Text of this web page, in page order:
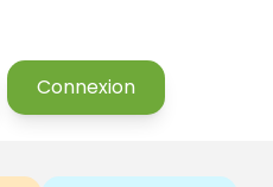
Connexion